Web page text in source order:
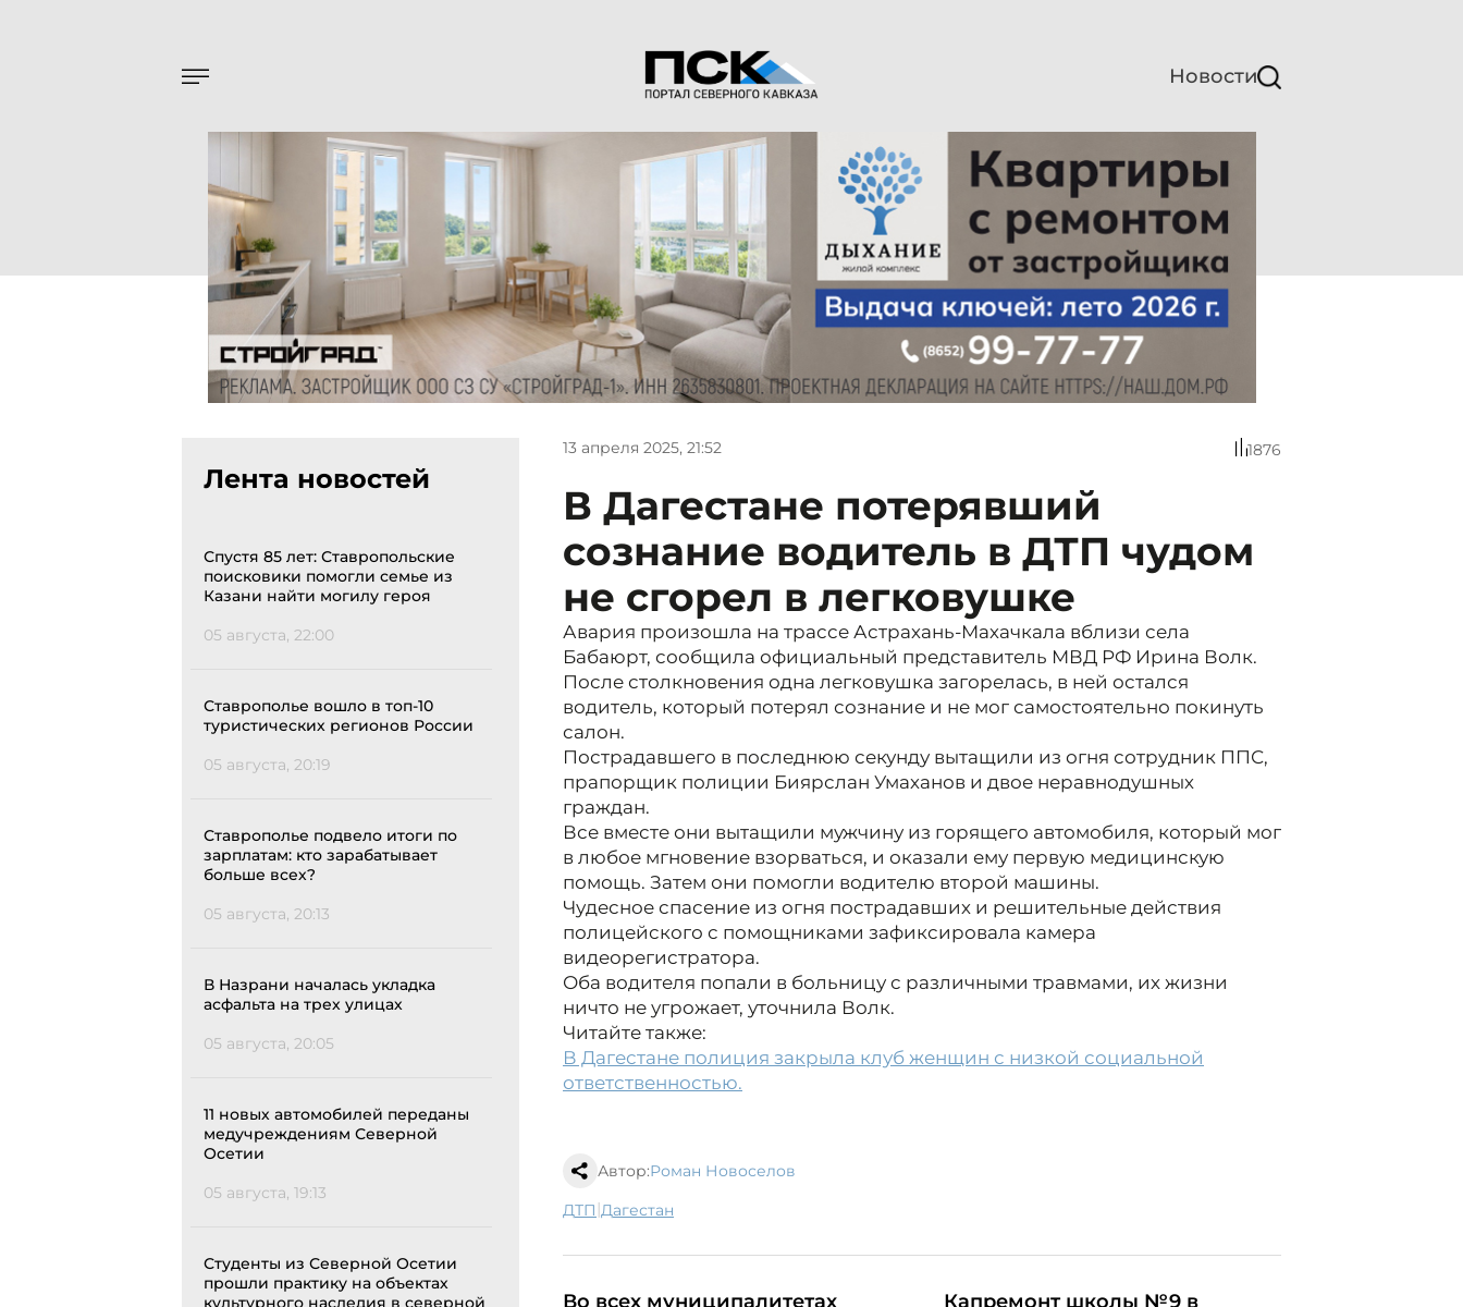
Новости
Лента новостей
Спустя 85 лет: Ставропольские
поисковики помогли семье из
Казани найти могилу героя
05 августа, 22:00
Ставрополье вошло в топ-10
туристических регионов России
05 августа, 20:19
Ставрополье подвело итоги по
зарплатам: кто зарабатывает
больше всех?
05 августа, 20:13
В Назрани началась укладка
асфальта на трех улицах
05 августа, 20:05
11 новых автомобилей переданы
медучреждениям Северной
Осетии
05 августа, 19:13
Студенты из Северной Осетии
прошли практику на объектах
13 апреля 2025, 21:52 1876
В Дагестане потерявший
сознание водитель в ДТП чудом
не сгорел в легковушке
Авария произошла на трассе Астрахань-Махачкала вблизи села
Бабаюрт, сообщила официальный представитель МВД РФ Ирина Волк.
После столкновения одна легковушка загорелась, в ней остался
водитель, который потерял сознание и не мог самостоятельно покинуть
салон.
Пострадавшего в последнюю секунду вытащили из огня сотрудник ППС,
прапорщик полиции Биярслан Умаханов и двое неравнодушных
граждан.
Все вместе они вытащили мужчину из горящего автомобиля, который мог
в любое мгновение взорваться, и оказали ему первую медицинскую
помощь. Затем они помогли водителю второй машины.
Чудесное спасение из огня пострадавших и решительные действия
полицейского с помощниками зафиксировала камера
видеорегистратора.
Оба водителя попали в больницу с различными травмами, их жизни
ничто не угрожает, уточнила Волк.
Читайте также:
В Дагестане полиция закрыла клуб женщин с низкой социальной
ответственностью.
Автор:Роман Новоселов
ДТП | Дагестан
Во всех муниципалитетах
Капремонт школы №9 в